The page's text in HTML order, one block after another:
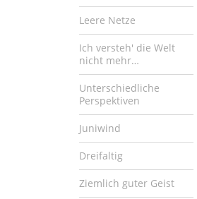
Leere Netze
Ich versteh' die Welt
nicht mehr…
Unterschiedliche
Perspektiven
Juniwind
Dreifaltig
Ziemlich guter Geist